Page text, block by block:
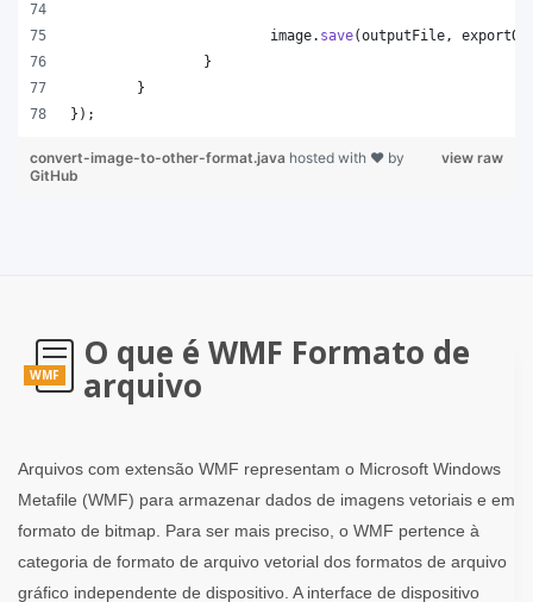
image. save(outputFile ,
		}
	}
});
view raw
convert-image-to-other-format.java hosted with ❤ by
GitHub
WMF
O que é WMF Formato de
arquivo
Arquivos com extensão WMF representam o Microsoft Windows
Metafile (WMF) para armazenar dados de imagens vetoriais e em
formato de bitmap. Para ser mais preciso, o WMF pertence à
categoria de formato de arquivo vetorial dos formatos de arquivo
gráfico independente de dispositivo. A interface de dispositivo